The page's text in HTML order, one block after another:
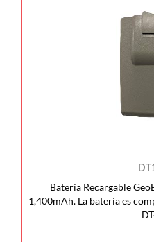
Batería Recargable
1,400mAh. La batería es